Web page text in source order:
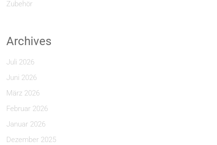
Zubehör
Archives
Juli 2026
Juni 2026
März 2026
Februar 2026
Januar 2026
Dezember 2025